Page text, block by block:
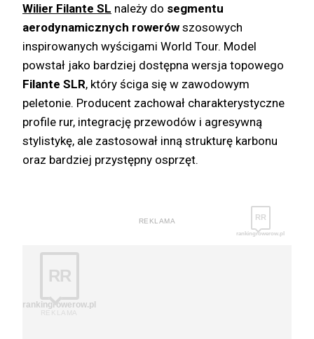
Wilier Filante SL należy do segmentu
aerodynamicznych rowerów szosowych
inspirowanych wyścigami World Tour. Model
powstał jako bardziej dostępna wersja topowego
Filante SLR, który ściga się w zawodowym
peletonie. Producent zachował charakterystyczne
profile rur, integrację przewodów i agresywną
stylistykę, ale zastosował inną strukturę karbonu
oraz bardziej przystępny osprzęt.
REKLAMA RR
rankingrowerow.pl
RR
rankingrowerow.pl
REKLAMA